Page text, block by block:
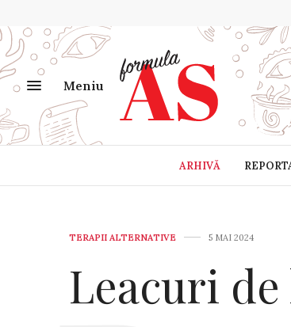
Meniu
ARHIVĂ
TERAPII ALTERNATIVE 5 MAI 2024
Leacuri